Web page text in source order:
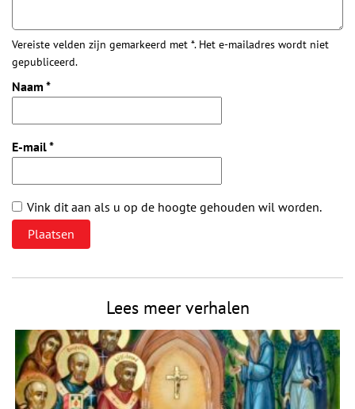
Vereiste velden zijn gemarkeerd met *. Het e-mailadres wordt niet
gepubliceerd.
Naam *
E-mail*
Vink dit aan als u op de hoogte gehouden wil worden.
Lees meer verhalen